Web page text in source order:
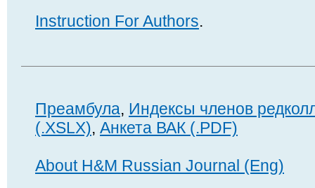
Instruction For Authors.
Преамбула, Индексы членов
(.XSLX), Анкета ВАК (.PDF)
About H&M Russian Journal (Eng)